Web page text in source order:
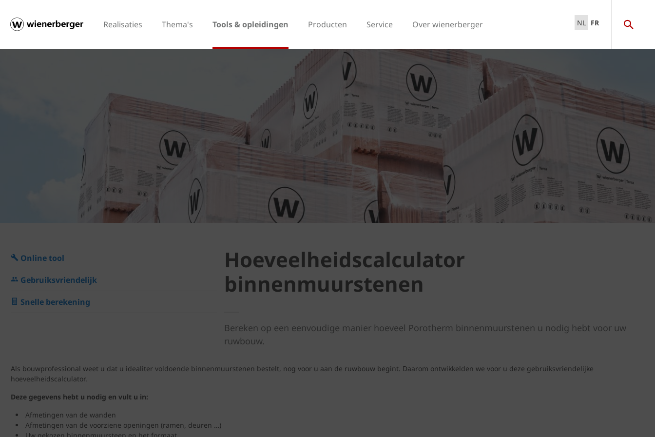
Realisaties Thema's Tools & opleidingen Producten Service Over wienerberger NL FR
Online tool
Gebruiksvriendelijk
Snelle berekening
Hoeveelheidscalculator
binnenmuurstenen
Bereken op een eenvoudige manier hoeveel Porotherm binnenmuurstenen u nodig hebt voor uw
ruwbouw.
Als bouwprofessional weet u dat u idealiter voldoende binnenmuurstenen bestelt, nog voor u aan de ruwbouw begint. Daarom ontwikkelden we voor u deze gebruiksvriendelijke
hoeveelheidscalculator.
Deze gegevens hebt u nodig en vult u in:
Afmetingen van de wanden
Afmetingen van de voorziene openingen (ramen, deuren …)
Uw gekozen binnenmuursteen en het formaat